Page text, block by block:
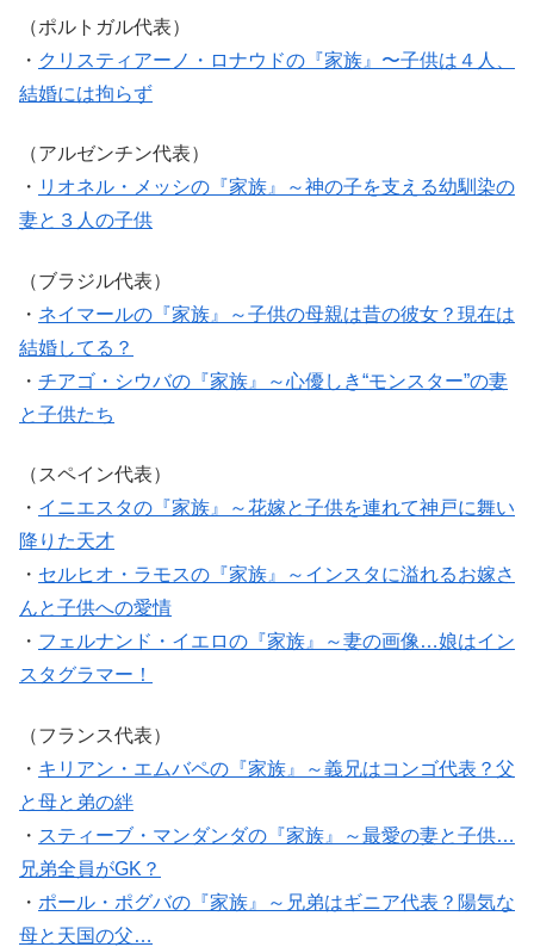
（ポルトガル代表）
・ クリスティアーノ・ロナウドの『家族』〜子供は４人、
結婚には拘らず
（アルゼンチン代表）
・ リオネル・メッシの『家族』～神の子を支える幼馴染の
妻と３人の子供
（ブラジル代表）
・ ネイマールの『家族』～子供の母親は昔の彼女？現在は
結婚してる？
・ チアゴ・シウバの『家族』～心優しき“モンスター”の妻
と子供たち
（スペイン代表）
・ イニエスタの『家族』～花嫁と子供を連れて神戸に舞い
降りた天才
・ セルヒオ・ラモスの『家族』～インスタに溢れるお嫁さ
んと子供への愛情
・ フェルナンド・イエロの『家族』～妻の画像…娘はイン
スタグラマー！
（フランス代表）
・ キリアン・エムバペの『家族』～義兄はコンゴ代表？父
と母と弟の絆
・ スティーブ・マンダンダの『家族』～最愛の妻と子供…
兄弟全員がGK？
・ ポール・ポグバの『家族』～兄弟はギニア代表？陽気な
母と天国の父…